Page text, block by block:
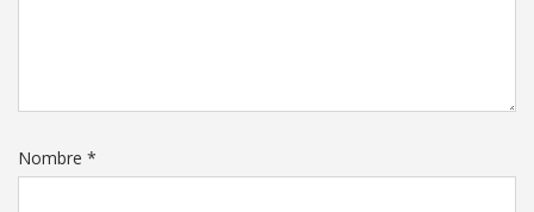
Nombre *